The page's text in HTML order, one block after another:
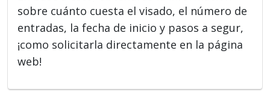
sobre cuánto cuesta el visado, el número de
entradas, la fecha de inicio y pasos a segur,
¡como solicitarla directamente en la página
web!